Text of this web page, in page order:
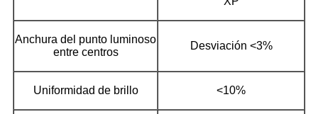
Anchura del punto luminoso
entre centros
Desviación <3%
Uniformidad de brillo <10%